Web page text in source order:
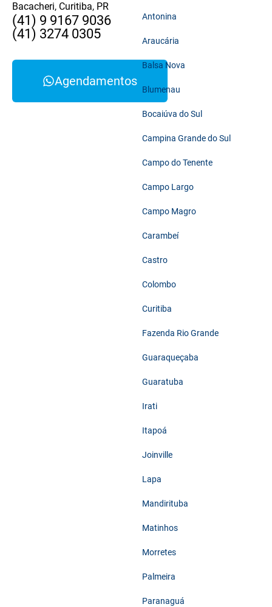
Bacacheri, Curitiba, PR
(41) 9 9167 9036
(41) 3274 0305
Agendamentos
Antonina
Araucária
Balsa Nova
Blumenau
Bocaiúva do Sul
Campina Grande do Sul
Campo do Tenente
Campo Largo
Campo Magro
Carambeí
Castro
Colombo
Curitiba
Fazenda Rio Grande
Guaraqueçaba
Guaratuba
Irati
Itapoá
Joinville
Lapa
Mandirituba
Matinhos
Morretes
Palmeira
Paranaguá